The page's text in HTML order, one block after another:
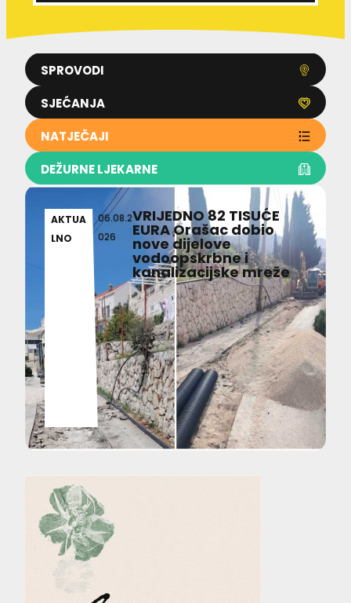
SPROVODI
SJEĆANJA
NATJEČAJI
DEŽURNE LJEKARNE
AKTUA
LNO
06.08.2
026
VRIJEDNO 82 TISUĆE
EURA Orašac dobio
nove dijelove
vodoopskrbne i
kanalizacijske mreže